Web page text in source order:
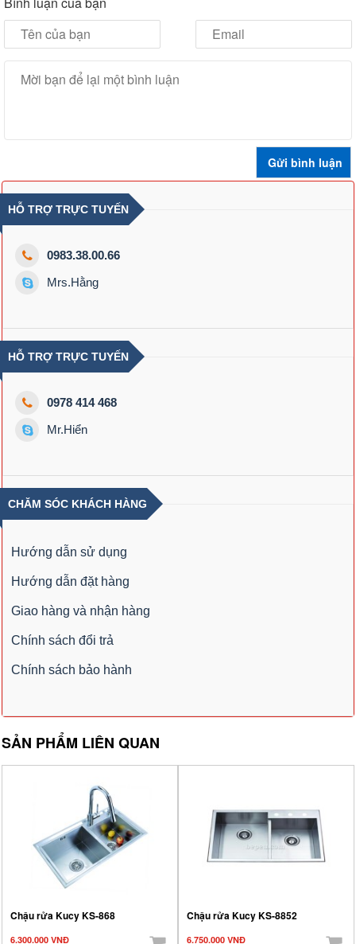
HỖ TRỢ TRỰC TUYẾN
0983.38.00.66
Mrs.Hằng
HỖ TRỢ TRỰC TUYẾN
0978 414 468
Mr.Hiển
CHĂM SÓC KHÁCH HÀNG
Hướng dẫn sử dụng
Hướng dẫn đặt hàng
Giao hàng và nhận hàng
Chính sách đổi trả
Chính sách bảo hành
SẢN PHẨM LIÊN QUAN
Chậu rửa Kucy KS-868
6.300.000 VNĐ
Chậu rửa Kucy KS-8852
6.750.000 VNĐ